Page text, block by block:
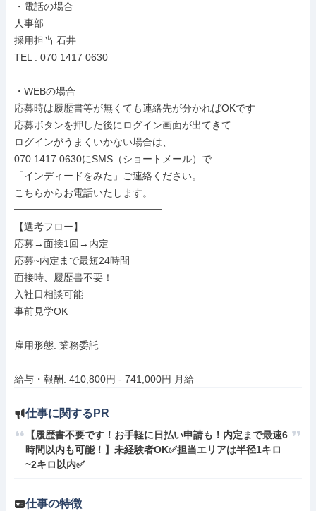
・電話の場合
人事部
採用担当 石井
TEL : 070 1417 0630
・WEBの場合
応募時は履歴書等が無くても連絡先が分かればOKです
応募ボタンを押した後にログイン画面が出てきて
ログインがうまくいかない場合は、
070 1417 0630にSMS（ショートメール）で
「インディードをみた」ご連絡ください。
こちらからお電話いたします。
━━━━━━━━━━━━━━━
【選考フロー】
応募→面接1回→内定
応募~内定まで最短24時間
面接時、履歴書不要！
入社日相談可能
事前見学OK
雇用形態: 業務委託
給与・報酬: 410,800円 - 741,000円 月給
仕事に関するPR
【履歴書不要です！お手軽に日払い申請も！内定まで最速6
時間以内も可能！】未経験者OK✅担当エリアは半径1キロ
~2キロ以内✅
仕事の特徴